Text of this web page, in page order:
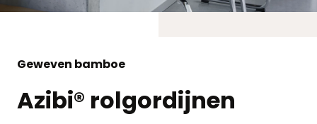
Geweven bamboe
Azibi® rolgordijnen